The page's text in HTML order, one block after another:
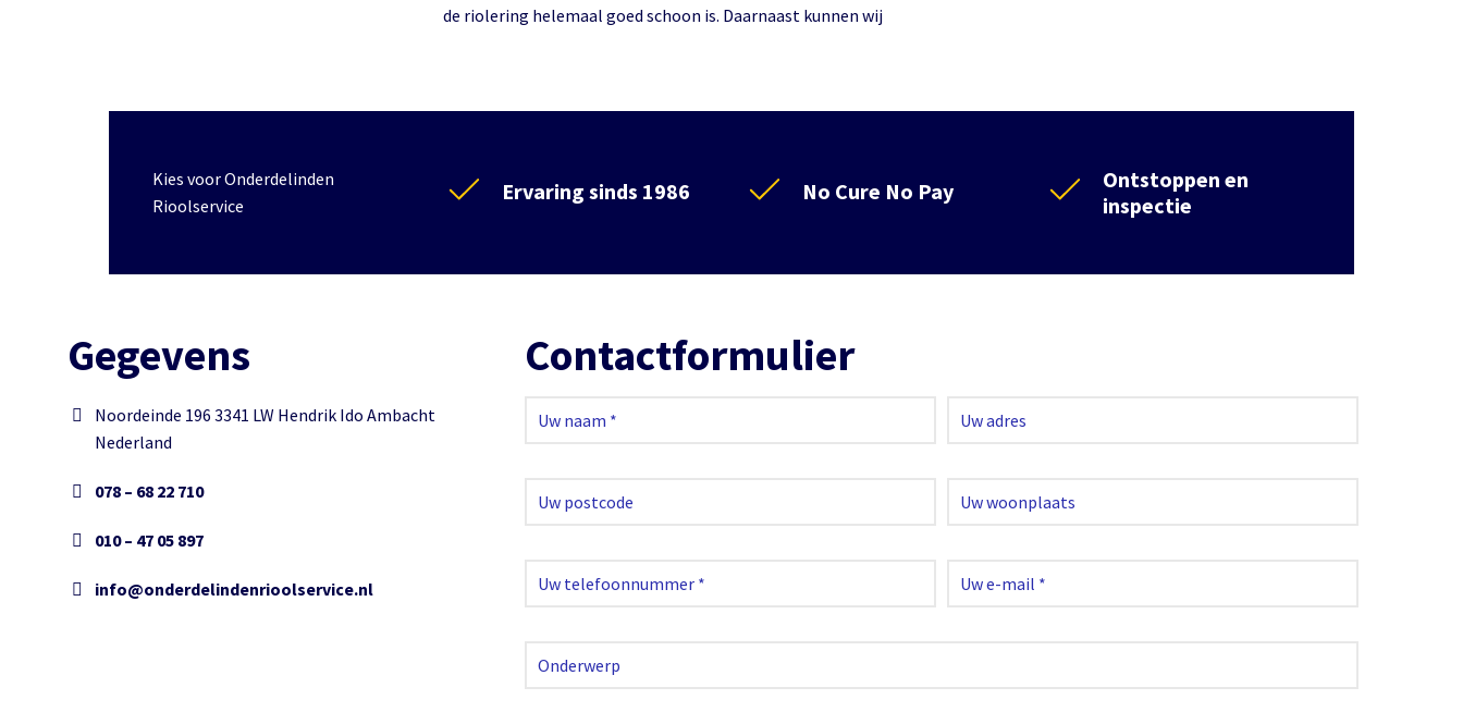
de riolering helemaal goed schoon is. Daarnaast kunnen wij
Kies voor Onderdelinden
Rioolservice
Ervaring sinds 1986 No Cure No Pay
Ontstoppen en
inspectie
Gegevens
Noordeinde 196 3341 LW Hendrik Ido Ambacht
Nederland
078 – 68 22 710
010 – 47 05 897
info@onderdelindenrioolservice.nl
Contactformulier